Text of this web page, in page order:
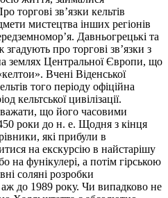
торгові зв’язки кельтів
мистецтва інших регіонів
Давньогрецькі та
про торгові зв’язки з
землях Центральної Європи, що
Вчені Віденської
того періоду офіційна
кельтської цивілізації.
що його часовими
роки до н. е. Щодня з кінця
які прибули в
на екскурсію в найстарішу
на фунікулері, а потім гірською
соляні розробки
до 1989 року. Чи випадково не